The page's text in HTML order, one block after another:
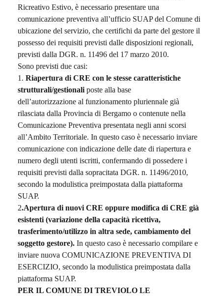
Ricreativo Estivo, è necessario presentare una
comunicazione preventiva all’ufficio SUAP del Comune di
ubicazione del servizio, che certifichi da parte del gestore il
possesso dei requisiti previsti dalle disposizioni regionali,
previsti dalla DGR. n. 11496 del 17 marzo 2010.
Sono previsti due casi:
1. Riapertura di CRE con le stesse caratteristiche
strutturali/gestionali poste alla base
dell’autorizzazione al funzionamento pluriennale già
rilasciata dalla Provincia di Bergamo o contenute nella
Comunicazione Preventiva presentata negli anni scorsi
all’Ambito Territoriale. In questo caso è necessario inviare
comunicazione con indicazione delle date di riapertura e
numero degli utenti iscritti, confermando di possedere i
requisiti previsti dalla sopracitata DGR. n. 11496/2010,
secondo la modulistica preimpostata dalla piattaforma
SUAP.
2.Apertura di nuovi CRE oppure modifica di CRE già
esistenti (variazione della capacità ricettiva,
trasferimento/utilizzo in altra sede, cambiamento del
soggetto gestore). In questo caso è necessario compilare e
inviare nuova COMUNICAZIONE PREVENTIVA DI
ESERCIZIO, secondo la modulistica preimpostata dalla
piattaforma SUAP.
PER IL COMUNE DI TREVIOLO LE